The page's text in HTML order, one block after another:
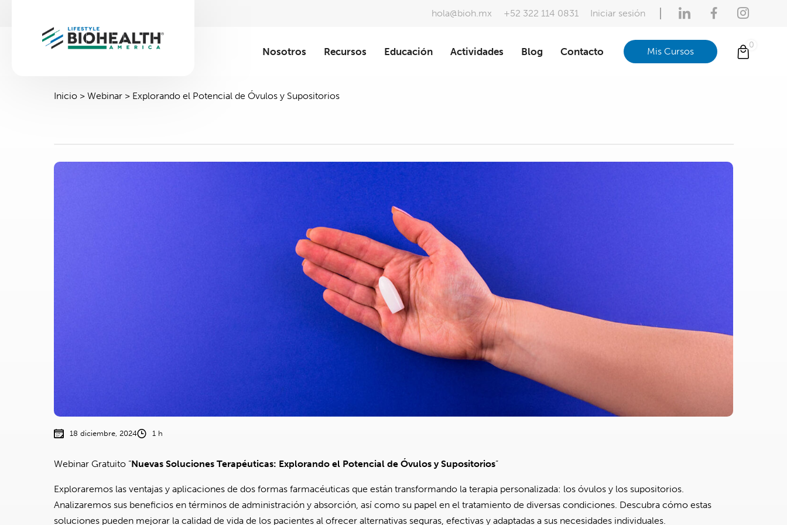
hola@bioh.mx +52 322 114 0831 Iniciar sesión
Nosotros Recursos Educación Actividades Blog Contacto Mis Cursos
Inicio > Webinar > Explorando el Potencial de Óvulos y Supositorios
18 diciembre, 2024 1 h
Webinar Gratuito “Nuevas Soluciones Terapéuticas: Explorando el Potencial de Óvulos y Supositorios”
Exploraremos las ventajas y aplicaciones de dos formas farmacéuticas que están transformando la terapia personalizada: los óvulos y los supositorios.
Analizaremos sus beneficios en términos de administración y absorción, así como su papel en el tratamiento de diversas condiciones. Descubra cómo estas
soluciones pueden mejorar la calidad de vida de los pacientes al ofrecer alternativas seguras, efectivas y adaptadas a sus necesidades individuales.